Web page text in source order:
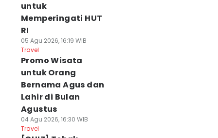
untuk
Memperingati HUT
RI
05 Agu 2026, 16:19 WIB
Travel
Promo Wisata
untuk Orang
Bernama Agus dan
Lahir di Bulan
Agustus
04 Agu 2026, 16:30 WIB
Travel